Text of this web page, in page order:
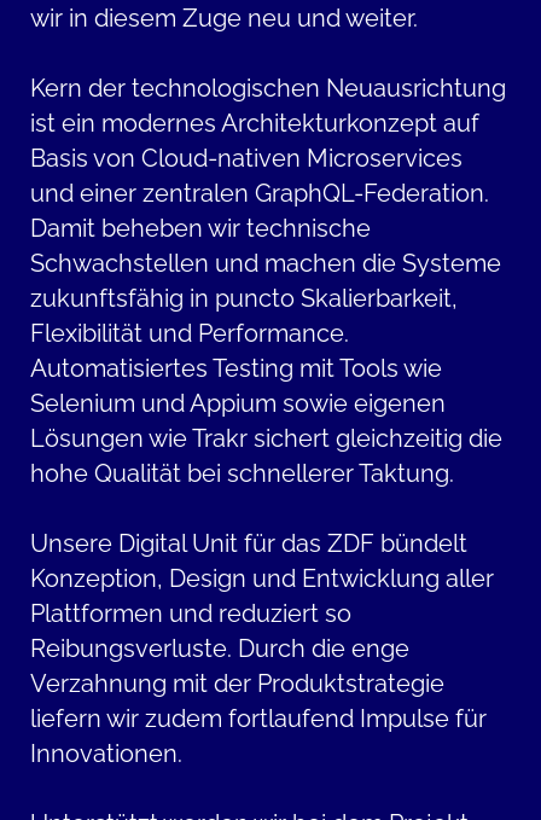
wir in diesem Zuge neu und weiter.
Kern der technologischen Neuausrichtung
ist ein modernes Architekturkonzept auf
Basis von Cloud-nativen Microservices
und einer zentralen GraphQL-Federation.
Damit beheben wir technische
Schwachstellen und machen die Systeme
zukunftsfähig in puncto Skalierbarkeit,
Flexibilität und Performance.
Automatisiertes Testing mit Tools wie
Selenium und Appium sowie eigenen
Lösungen wie Trakr sichert gleichzeitig die
hohe Qualität bei schnellerer Taktung.
Unsere Digital Unit für das ZDF bündelt
Konzeption, Design und Entwicklung aller
Plattformen und reduziert so
Reibungsverluste. Durch die enge
Verzahnung mit der Produktstrategie
liefern wir zudem fortlaufend Impulse für
Innovationen.